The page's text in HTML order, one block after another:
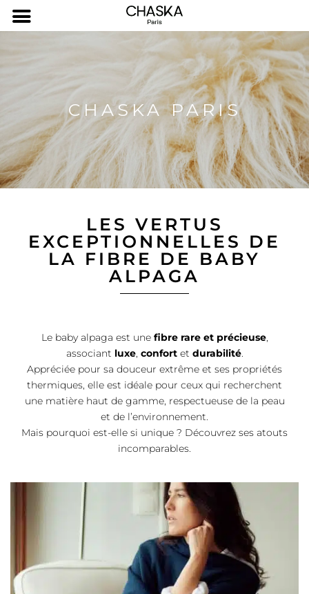
CHASKA PARIS
LES VERTUS
EXCEPTIONNELLES DE
LA FIBRE DE BABY
ALPAGA
Le baby alpaga est une fibre rare et précieuse,
associant luxe, confortet durabilité.
Appréciée pour sa douceur extrême et ses propriétés
thermiques, elle est idéale pour ceux qui recherchent
une matière haut de gamme, respectueuse de la peau
et de l’environnement.
Mais pourquoi est-elle si unique ? Découvrez ses atouts
incomparables.